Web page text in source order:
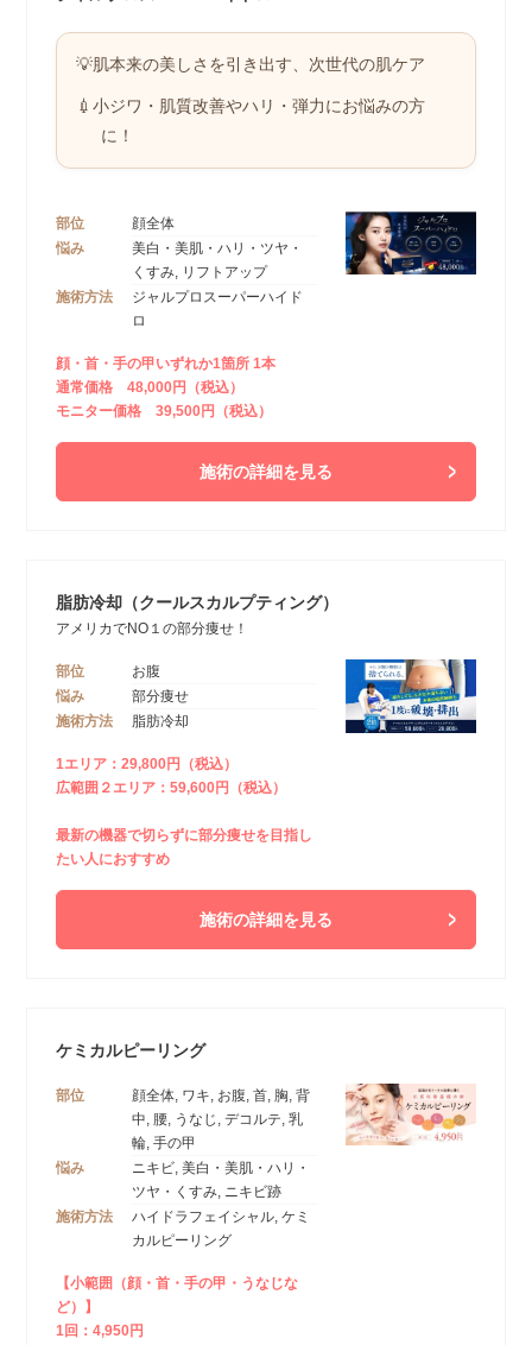
💡肌本来の美しさを引き出す、次世代の肌ケア
💉小ジワ・肌質改善やハリ・弾力にお悩みの方
に！
部位
顔全体
悩み
美白・美肌・ハリ・ツヤ・
くすみ, リフトアップ
施術方法
ジャルプロスーパーハイド
ロ
顔・首・手の甲いずれか1箇所 1本
通常価格 48,000円（税込）
モニター価格 39,500円（税込）
施術の詳細を見る
脂肪冷却（クールスカルプティング）
アメリカでNO１の部分痩せ！
部位
お腹
悩み
部分痩せ
施術方法
脂肪冷却
1エリア：29,800円（税込）
広範囲２エリア：59,600円（税込）
最新の機器で切らずに部分痩せを目指し
たい人におすすめ
施術の詳細を見る
ケミカルピーリング
部位
顔全体, ワキ, お腹, 首, 胸, 背
中, 腰, うなじ, デコルテ, 乳
輪, 手の甲
悩み
ニキビ, 美白・美肌・ハリ・
ツヤ・くすみ, ニキビ跡
施術方法
ハイドラフェイシャル, ケミ
カルピーリング
【小範囲（顔・首・手の甲・うなじな
ど）】
1回：4,950円